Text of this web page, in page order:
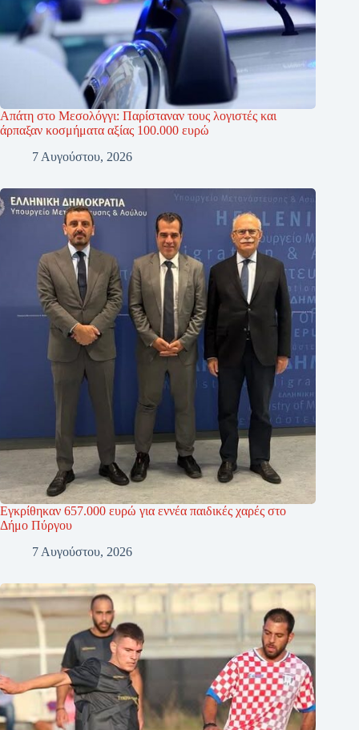
Απάτη στο Μεσολόγγι: Παρίσταναν τους λογιστές και
άρπαξαν κοσμήματα αξίας 100.000 ευρώ
7 Αυγούστου, 2026
Εγκρίθηκαν 657.000 ευρώ για εννέα παιδικές χαρές στο
Δήμο Πύργου
7 Αυγούστου, 2026